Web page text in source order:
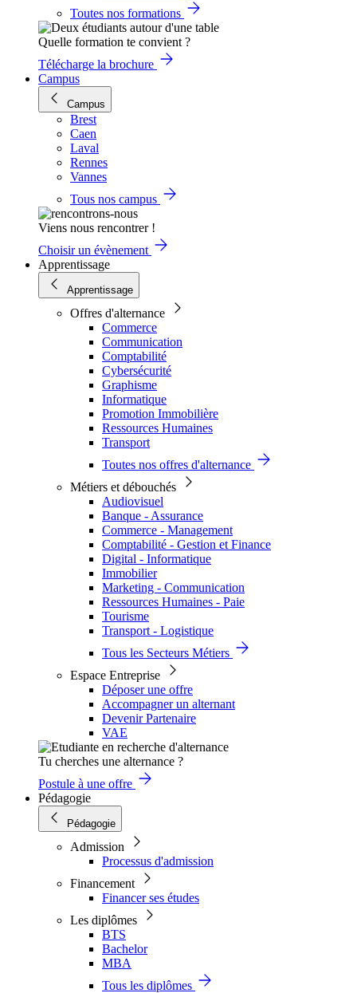
Toutes nos formations
Quelle formation te convient ?
Télécharge la brochure
Campus
Campus
Brest
Caen
Laval
Rennes
Vannes
Tous nos campus
Viens nous rencontrer !
Choisir un évènement
Apprentissage
Apprentissage
Offres d'alternance
Commerce
Communication
Comptabilité
Cybersécurité
Graphisme
Informatique
Promotion Immobilière
Ressources Humaines
Transport
Toutes nos offres d'alternance
Métiers et débouchés
Audiovisuel
Banque - Assurance
Commerce - Management
Comptabilité - Gestion et Finance
Digital - Informatique
Immobilier
Marketing - Communication
Ressources Humaines - Paie
Tourisme
Transport - Logistique
Tous les Secteurs Métiers
Espace Entreprise
Déposer une offre
Accompagner un alternant
Devenir Partenaire
VAE
Tu cherches une alternance ?
Postule à une offre
Pédagogie
Pédagogie
Admission
Processus d'admission
Financement
Financer ses études
Les diplômes
BTS
Bachelor
MBA
Tous les diplômes